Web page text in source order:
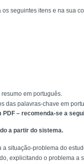
seguintes itens e na sua
em português.
das palavras-chave em
– recomenda-se a
a partir do sistema.
a situação-problema do
explicitando o problema